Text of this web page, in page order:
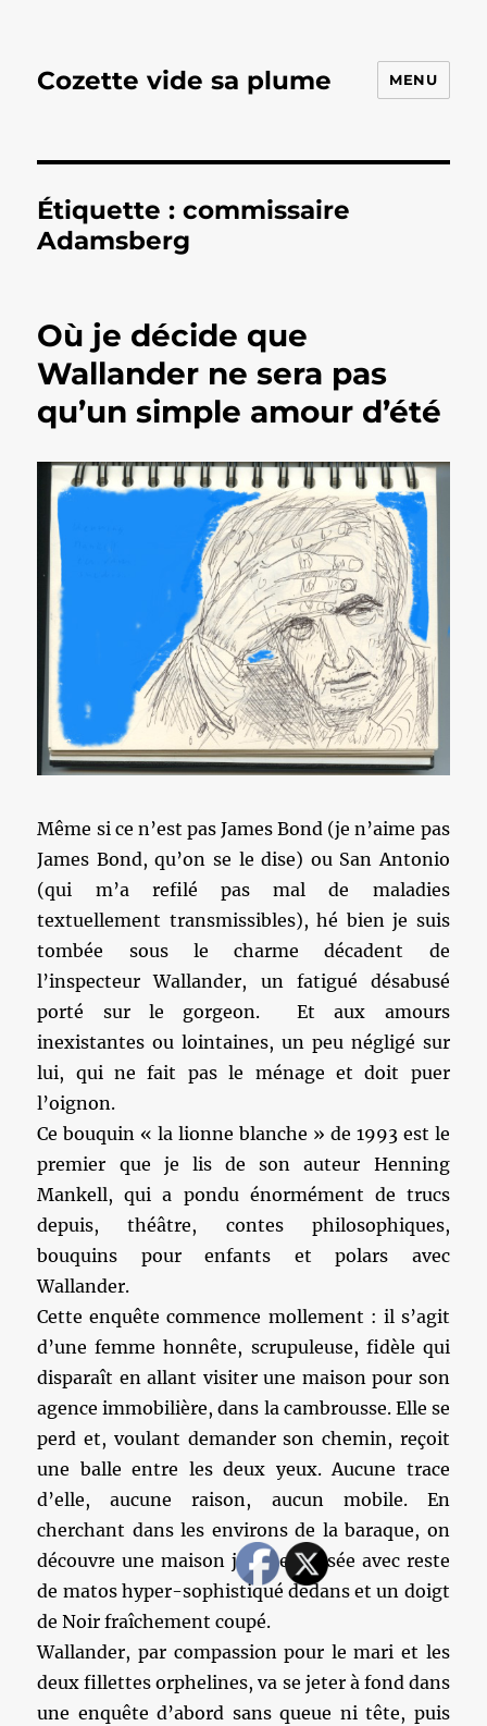
Cozette vide sa plume MENU
Étiquette :commissaire
Adamsberg
Où je décide que
Wallander ne sera pas
qu’un simple amour d’été
Même si ce n’est pas James Bond (je n’aime pas
James Bond, qu’on se le dise) ou San Antonio
(qui m’a refilé pas mal de maladies
textuellement transmissibles), hé bien je suis
tombée sous le charme décadent de
l’inspecteur Wallander, un fatigué désabusé
porté sur le gorgeon. Et aux amours
inexistantes ou lointaines, un peu négligé sur
lui, qui ne fait pas le ménage et doit puer
l’oignon.
Ce bouquin « la lionne blanche » de 1993 est le
premier que je lis de son auteur Henning
Mankell, qui a pondu énormément de trucs
depuis, théâtre, contes philosophiques,
bouquins pour enfants et polars avec
Wallander.
Cette enquête commence mollement : il s’agit
d’une femme honnête, scrupuleuse, fidèle qui
disparaît en allant visiter une maison pour son
agence immobilière, dans la cambrousse. Elle se
perd et, voulant demander son chemin, reçoit
une balle entre les deux yeux. Aucune trace
d’elle, aucune raison, aucun mobile. En
cherchant dans les environs de la baraque, on
découvre une maison juste explosée avec reste
de matos hyper-sophistiqué dedans et un doigt
de Noir fraîchement coupé.
Wallander, par compassion pour le mari et les
deux fillettes orphelines, va se jeter à fond dans
une enquête d’abord sans queue ni tête, puis